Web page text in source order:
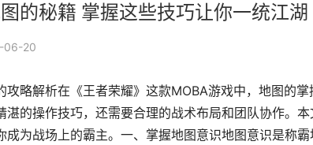
的秘籍 掌握这些技巧让你一统江湖
06-20
攻略解析在《王者荣耀》这款MOBA游戏中，地图的
湛的操作技巧，还需要合理的战术布局和团队协作。
成为战场上的霸主。一、掌握地图意识地图意识是称